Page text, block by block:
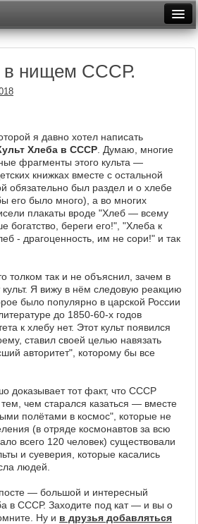
Неделя
Архив
Видеотоп
в нищем СССР.
я давно хотел написать
Хлеба в СССР . Думаю, многие
фрагменты этого культа —
книжках вместе с остальной
обязательно был раздел и о хлебе
его было много), а во многих
плакаты вроде "Хлеб — всему
богатство, береги его!", "Хлеба к
- драгоценность, им не сори!" и так
толком так и не объяснил, зачем в
Я вижу в нём следовую реакцию
было популярно в царской России
до 1850-60-х годов
к хлебу нет. Этот культ появился
ставил своей целью навязать
авторитет", которому бы все
доказывает тот факт, что СССР
чем старался казаться — вместе
полётами в космос", которые не
(в отряде космонавтов за всю
всего 120 человек) существовали
и суеверия, которые касались
людей.
— большой и интересный
в СССР. Заходите под кат — и вы о
Ну и в друзья добавляться